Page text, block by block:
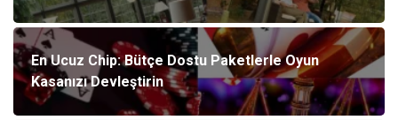
En Ucuz Chip: Bütçe Dostu Paketlerle Oyun
Kasanızı Devleştirin